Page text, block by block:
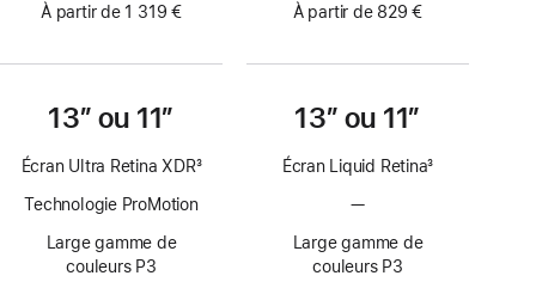
À partir de 1 319 €
13″ ou 11″
Écran Ultra Retina XDR3
Technologie ProMotion
Large gamme de
couleurs P3
À partir de 829 €
13″ ou 11″
Écran Liquid Retina3
—Pas
technologie
ProMotion
Large gamme de
couleurs P3